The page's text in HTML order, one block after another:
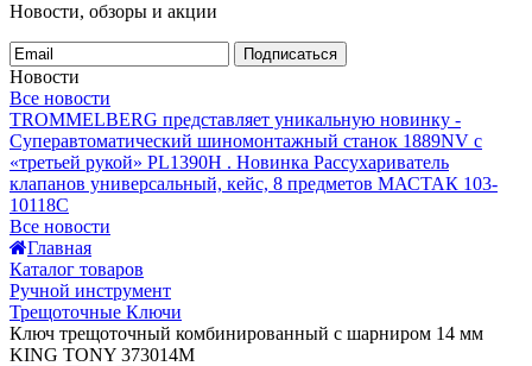
Новости, обзоры и акции
Подписаться
Новости
Все новости
TROMMELBERG представляет уникальную новинку -
Суперавтоматический шиномонтажный станок 1889NV с
«третьей рукой» PL1390H . Новинка Рассухариватель
клапанов универсальный, кейс, 8 предметов МАСТАК 103-
10118C
Все новости
Главная
Каталог товаров
Ручной инструмент
Трещоточные Ключи
Ключ трещоточный комбинированный с шарниром 14 мм
KING TONY 373014M